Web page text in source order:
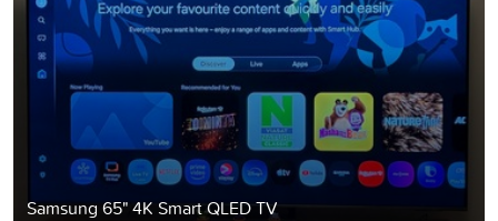
Samsung 65" 4K Smart QLED TV